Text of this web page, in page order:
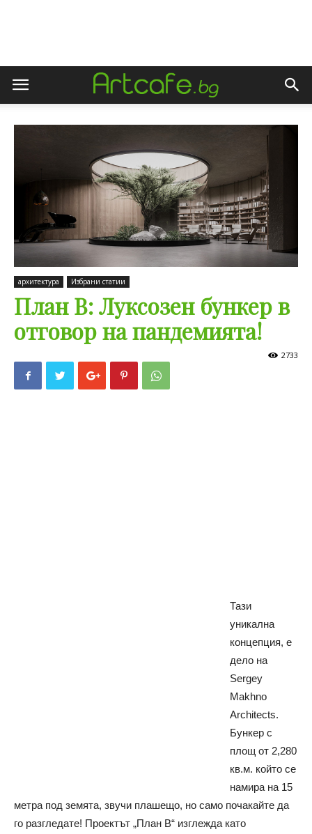
архитектура Избрани статии
План B: Луксозен бункер в
отговор на пандемията!
2733
Тази
уникална
концепция, е
дело на
Sergey
Makhno
Architects.
Бункер с
площ от 2,280
кв.м. който се
намира на 15
метра под земята, звучи плашещо, но само почакайте да
го разгледате! Проектът „План B“ изглежда като